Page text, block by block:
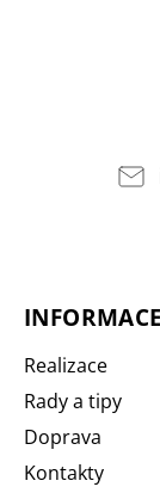
Realizace
Rady a tipy
Doprava
Kontakty